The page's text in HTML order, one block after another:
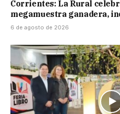
Corrientes: La Rural
megamuestra ganadera,
6 de agosto de 2026